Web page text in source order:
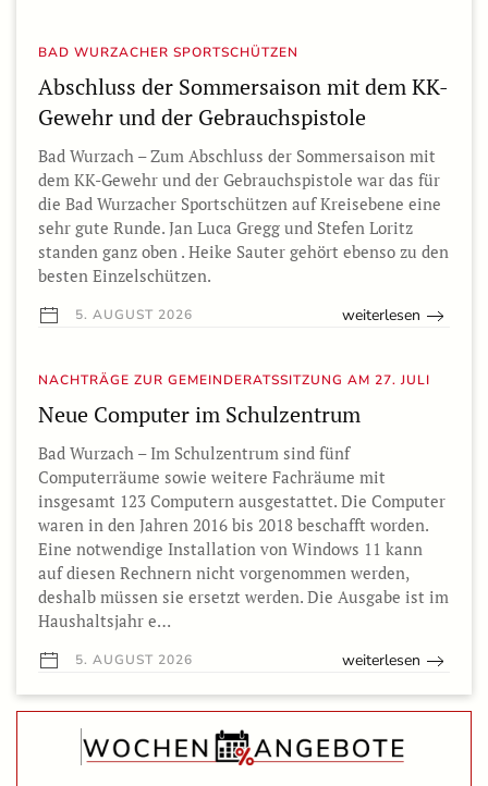
BAD WURZACHER SPORTSCHÜTZEN
Abschluss der Sommersaison mit dem KK-
Gewehr und der Gebrauchspistole
Bad Wurzach – Zum Abschluss der Sommersaison mit
dem KK-Gewehr und der Gebrauchspistole war das für
die Bad Wurzacher Sportschützen auf Kreisebene eine
sehr gute Runde. Jan Luca Gregg und Stefen Loritz
standen ganz oben . Heike Sauter gehört ebenso zu den
besten Einzelschützen.
5. AUGUST 2026 weiterlesen
NACHTRÄGE ZUR GEMEINDERATSSITZUNG AM 27. JULI
Neue Computer im Schulzentrum
Bad Wurzach – Im Schulzentrum sind fünf
Computerräume sowie weitere Fachräume mit
insgesamt 123 Computern ausgestattet. Die Computer
waren in den Jahren 2016 bis 2018 beschafft worden.
Eine notwendige Installation von Windows 11 kann
auf diesen Rechnern nicht vorgenommen werden,
deshalb müssen sie ersetzt werden. Die Ausgabe ist im
Haushaltsjahr e…
5. AUGUST 2026 weiterlesen